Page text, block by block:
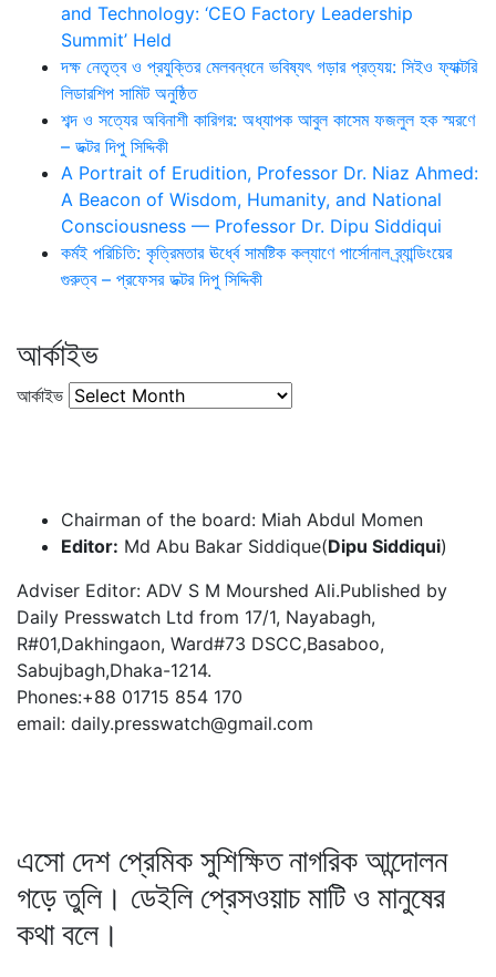
and Technology: ‘CEO Factory Leadership
Summit’ Held
দক্ষ নেতৃত্ব ও প্রযুক্তির মেলবন্ধনে ভবিষ্যৎ গড়ার প্রত্যয়: সিইও ফ্যাক্টরি
লিডারশিপ সামিট অনুষ্ঠিত
শব্দ ও সত্যের অবিনাশী কারিগর: অধ্যাপক আবুল কাসেম ফজলুল হক স্মরণে
– ডক্টর দিপু সিদ্দিকী
A Portrait of Erudition, Professor Dr. Niaz Ahmed:
A Beacon of Wisdom, Humanity, and National
Consciousness — Professor Dr. Dipu Siddiqui
কর্মই পরিচিতি: কৃত্রিমতার ঊর্ধ্বে সামষ্টিক কল্যাণে পার্সোনাল ব্র্যান্ডিংয়ের
গুরুত্ব – প্রফেসর ডক্টর দিপু সিদ্দিকী
আর্কাইভ
আর্কাইভ
Chairman of the board: Miah Abdul Momen
Editor: Md Abu Bakar Siddique(Dipu Siddiqui)
Adviser Editor: ADV S M Mourshed Ali.Published by
Daily Presswatch Ltd from 17/1, Nayabagh,
R#01,Dakhingaon, Ward#73 DSCC,Basaboo,
Sabujbagh,Dhaka-1214.
Phones:+88 01715 854 170
email: daily.presswatch@gmail.com
এসো দেশ প্রেমিক সুশিক্ষিত নাগরিক আন্দোলন
গড়ে তুলি। ডেইলি প্রেসওয়াচ মাটি ও মানুষের
কথা বলে।